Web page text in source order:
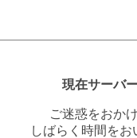
現在サーバ
ご迷惑をおか
しばらく時間を